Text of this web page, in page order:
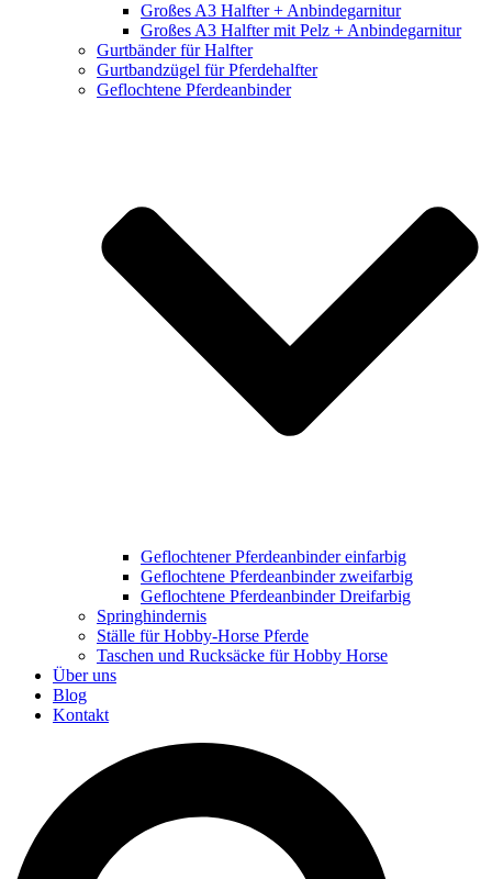
Großes A3 Halfter + Anbindegarnitur
Großes A3 Halfter mit Pelz + Anbindegarnitur
Gurtbänder für Halfter
Gurtbandzügel für Pferdehalfter
Geflochtene Pferdeanbinder
Geflochtener Pferdeanbinder einfarbig
Geflochtene Pferdeanbinder zweifarbig
Geflochtene Pferdeanbinder Dreifarbig
Springhindernis
Ställe für Hobby-Horse Pferde
Taschen und Rucksäcke für Hobby Horse
Über uns
Blog
Kontakt